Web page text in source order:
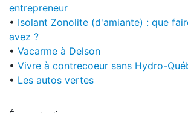
entrepreneur
• Isolant Zonolite (d'amiante) : que
avez ?
• Vacarme à Delson
• Vivre à contrecoeur sans Hydro-
• Les autos vertes